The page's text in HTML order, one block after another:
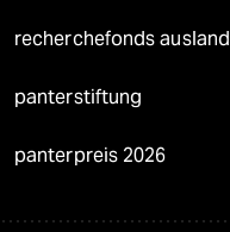
recherchefonds ausland
panterstiftung
panterpreis 2026